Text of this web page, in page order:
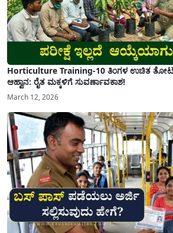
Horticulture Training-10 ತಿಂಗಳ ಉಚಿತ
ಆಹ್ವಾನ: ರೈತ ಮಕ್ಕಳಿಗೆ ಸುವರ್ಣಾವಕಾಶ!
March 12, 2026